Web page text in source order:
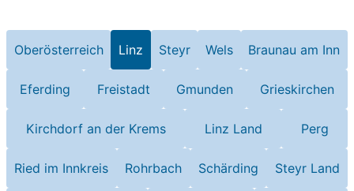
Oberösterreich Linz Steyr Wels Braunau am Inn
Eferding Freistadt Gmunden Grieskirchen
Kirchdorf an der Krems Linz Land Perg
Ried im Innkreis Rohrbach Schärding Steyr Land